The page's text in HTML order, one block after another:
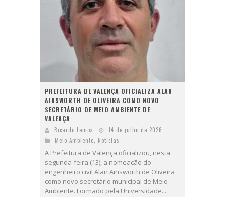
PREFEITURA DE VALENÇA OFICIALIZA ALAN
AINSWORTH DE OLIVEIRA COMO NOVO
SECRETÁRIO DE MEIO AMBIENTE DE
VALENÇA
Ricardo Lemos
14 de julho de 2026
Meio Ambiente, Notícias
A Prefeitura de Valença oficializou, nesta
segunda-feira (13), a nomeação do
engenheiro civil Alan Ainsworth de Oliveira
como novo secretário municipal de Meio
Ambiente. Formado pela Universidade...